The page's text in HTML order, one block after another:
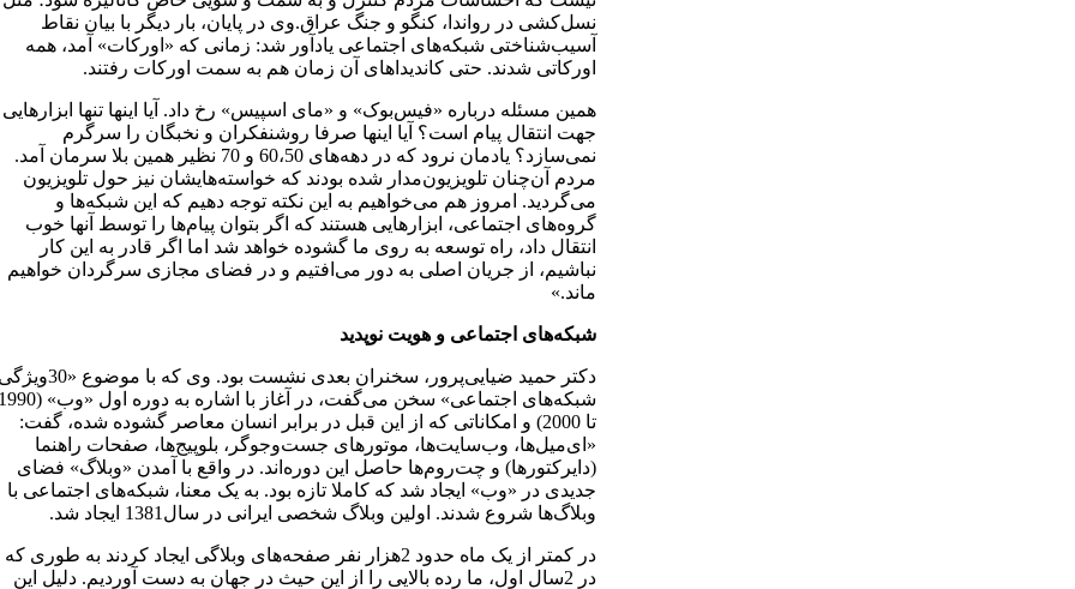
نسل‌کشی در رواندا، کنگو و جنگ عراق.وی در پایان، بار دیگر با بیان نقاط
آسیب‌شناختی شبکه‌های اجتماعی یادآور شد: زمانی که «اورکات» آمد، همه
اورکاتی شدند. حتی کاندیداهای آن زمان هم به سمت اورکات رفتند.
همین مسئله درباره «فیس‌بوک» و «مای اسپیس» رخ داد. آیا اینها تنها ابزارهایی
جهت انتقال پیام است؟ آیا اینها صرفا روشنفکران و نخبگان را سرگرم
نمی‌سازد؟ یادمان نرود که در دهه‌های 60،50 و 70 نظیر همین بلا سرمان آمد.
مردم آن‌چنان تلویزیون‌مدار شده بودند که خواسته‌هایشان نیز حول تلویزیون
می‌گردید. امروز هم می‌خواهیم به این نکته توجه دهیم که این شبکه‌ها و
گروه‌های اجتماعی، ابزارهایی هستند که اگر بتوان پیام‌ها را توسط آنها خوب
انتقال داد، راه توسعه به روی ما گشوده خواهد شد اما اگر قادر به این کار
نباشیم، از جریان اصلی به دور می‌افتیم و در فضای مجازی سرگردان خواهیم
ماند.»
شبکه‌های اجتماعی و هویت نوپدید
دکتر حمید ضیایی‌پرور، سخنران بعدی نشست بود. وی که با موضوع «30ویژگی
شبکه‌های اجتماعی» سخن می‌گفت، در آغاز با اشاره به دوره اول «وب» (1990
تا 2000) و امکاناتی که از این قبل در برابر انسان معاصر گشوده شده، گفت:
«ای‌میل‌ها، وب‌سایت‌ها، موتورهای جست‌وجوگر، بلوپیج‌ها، صفحات راهنما
(دایرکتورها) و چت‌روم‌ها حاصل این دوره‌اند. در واقع با آمدن «وبلاگ» فضای
جدیدی در «وب» ایجاد شد که کاملا تازه بود. به یک معنا، شبکه‌های اجتماعی با
وبلاگ‌ها شروع شدند. اولین وبلاگ شخصی ایرانی در سال1381 ایجاد شد.
در کمتر از یک ماه حدود 2هزار نفر صفحه‌های وبلاگی ایجاد کردند به طوری که
در 2سال اول، ما رده بالایی را از این حیث در جهان به دست آوردیم. دلیل این